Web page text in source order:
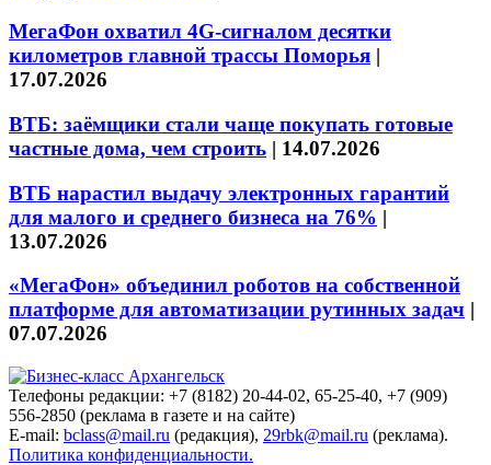
МегаФон охватил 4G-сигналом десятки
километров главной трассы Поморья |
17.07.2026
ВТБ: заёмщики стали чаще покупать готовые
частные дома, чем строить | 14.07.2026
ВТБ нарастил выдачу электронных гарантий
для малого и среднего бизнеса на 76% |
13.07.2026
«МегаФон» объединил роботов на собственной
платформе для автоматизации рутинных задач |
07.07.2026
Телефоны редакции: +7 (8182) 20-44-02, 65-25-40, +7 (909)
556-2850 (реклама в газете и на сайте)
E-mail: bclass@mail.ru (редакция), 29rbk@mail.ru (реклама).
Политика конфиденциальности.